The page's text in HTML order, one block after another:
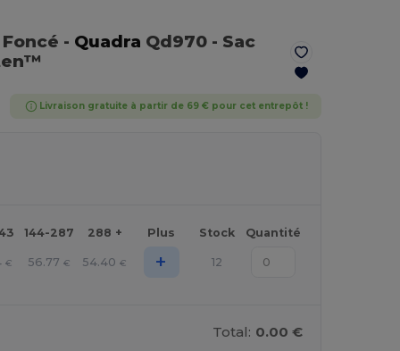
- Quadra Qd970 - Sac
Livraison gratuite à partir de 69 € pour cet entrepôt !
144-287 288 + Plus Stock Quantité
€ 56.77 € 54.40 € + 12
Total: 0.00 €